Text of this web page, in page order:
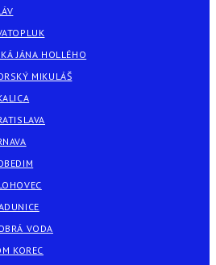
JÁNA HOLLÉHO
MIKULÁŠ
VODA
KOREC